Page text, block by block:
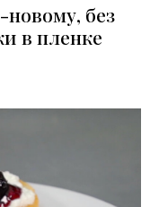
новому, без
в пленке